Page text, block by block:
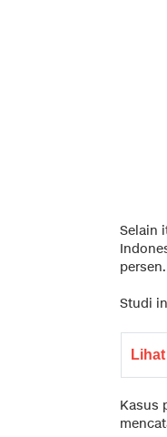
Selain
Studi
Kasus